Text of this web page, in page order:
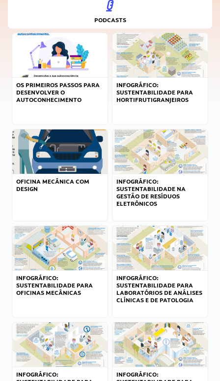
PODCASTS
OS PRIMEIROS PASSOS PARA
DESENVOLVER O
AUTOCONHECIMENTO
INFOGRÁFICO:
SUSTENTABILIDADE PARA
HORTIFRUTIGRANJEIROS
OFICINA MECÂNICA COM
DESIGN
INFOGRÁFICO:
SUSTENTABILIDADE NA
GESTÃO DE RESÍDUOS
ELETRÔNICOS
INFOGRÁFICO:
SUSTENTABILIDADE PARA
OFICINAS MECÂNICAS
INFOGRÁFICO:
SUSTENTABILIDADE PARA
LABORATÓRIOS DE ANÁLISES
CLÍNICAS E DE PATOLOGIA
INFOGRÁFICO:
INFOGRÁFICO: